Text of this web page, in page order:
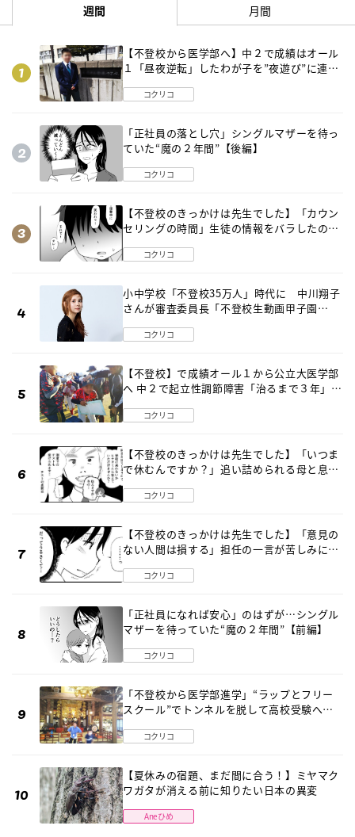
週間 月間
【不登校から医学部へ】中２で成績はオール
１「昼夜逆転」したわが子を”夜遊び”に連れ
コクリコ
「正社員の落とし穴」シングルマザーを待っ
ていた“魔の２年間”【後編】
コクリコ
【不登校のきっかけは先生でした】「カウン
セリングの時間」生徒の情報をバラしたの
コクリコ
小中学校「不登校35万人」時代に 中川翔子
さんが審査委員長「不登校生動画甲子園
コクリコ
【不登校】で成績オール１から公立大医学部
へ 中２で起立性調節障害「治るまで３年」の
コクリコ
【不登校のきっかけは先生でした】「いつま
で休むんですか？」追い詰められる母と息子
コクリコ
【不登校のきっかけは先生でした】「意見の
ない人間は損する」担任の一言が苦しみに…
コクリコ
「正社員になれば安心」のはずが…シングル
マザーを待っていた“魔の２年間”【前編】
コクリコ
「不登校から医学部進学」“ラップとフリー
スクール”でトンネルを脱して高校受験へ
コクリコ
【夏休みの宿題、まだ間に合う！】ミヤマク
ワガタが消える前に知りたい日本の異変
Aneひめ